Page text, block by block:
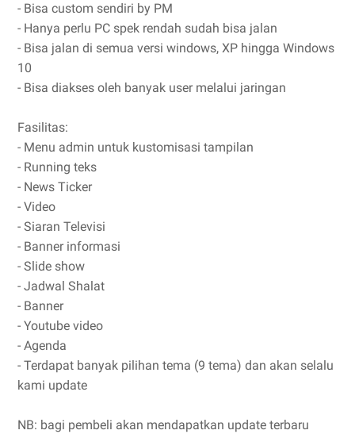
- Bisa custom sendiri by PM
- Hanya perlu PC spek rendah sudah bisa jalan
- Bisa jalan di semua versi windows, XP hingga Windows
10
- Bisa diakses oleh banyak user melalui jaringan
Fasilitas:
- Menu admin untuk kustomisasi tampilan
- Running teks
- News Ticker
- Video
- Siaran Televisi
- Banner informasi
- Slide show
- Jadwal Shalat
- Banner
- Youtube video
- Agenda
- Terdapat banyak pilihan tema (9 tema) dan akan selalu
kami update
NB: bagi pembeli akan mendapatkan update terbaru